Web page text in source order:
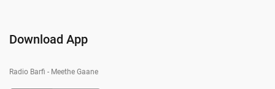
Download App
Radio Barfi - Meethe Gaane